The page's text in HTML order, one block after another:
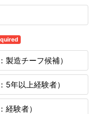
造チーフ候補）
5年以上経験者）
験者）